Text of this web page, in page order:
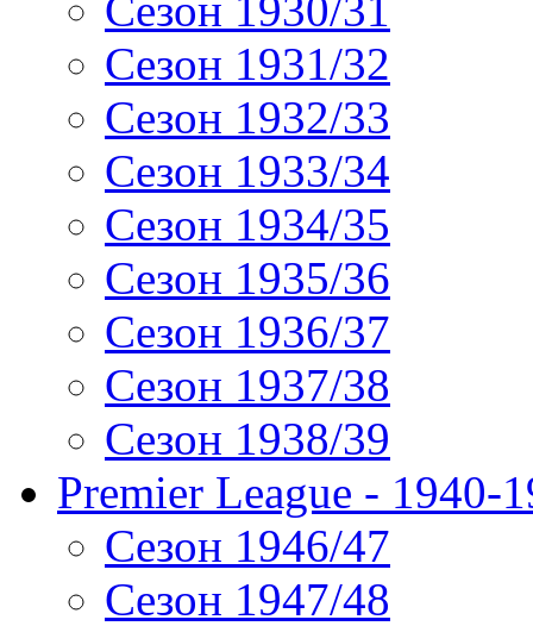
Сезон 1931/32
Сезон 1932/33
Сезон 1933/34
Сезон 1934/35
Сезон 1935/36
Сезон 1936/37
Сезон 1937/38
Сезон 1938/39
Premier League - 1940-
Сезон 1946/47
Сезон 1947/48